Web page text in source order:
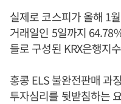
실제로 코스피가 올해 1
거래일인 5일까지
들로 구성된 KRX은행지
홍콩 ELS 불완전판매 과
투자심리를 뒷받침하는